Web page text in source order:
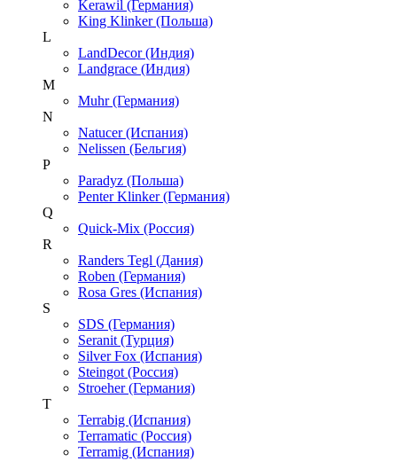
Kerawil (Германия)
King Klinker (Польша)
L
LandDecor (Индия)
Landgrace (Индия)
M
Muhr (Германия)
N
Natucer (Испания)
Nelissen (Бельгия)
P
Paradyz (Польша)
Penter Klinker (Германия)
Q
Quick-Mix (Россия)
R
Randers Tegl (Дания)
Roben (Германия)
Rosa Gres (Испания)
S
SDS (Германия)
Seranit (Турция)
Silver Fox (Испания)
Steingot (Россия)
Stroeher (Германия)
T
Terrabig (Испания)
Terramatic (Россия)
Terramig (Испания)